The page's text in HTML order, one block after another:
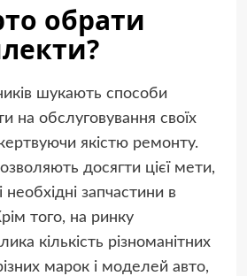
обрати
шукають способи
на обслуговування своїх
якістю ремонту.
досягти цієї мети,
запчастини в
того, на ринку
кількість різноманітних
марок і моделей авто,